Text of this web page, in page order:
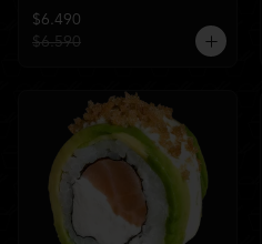
$6.490
$6.590